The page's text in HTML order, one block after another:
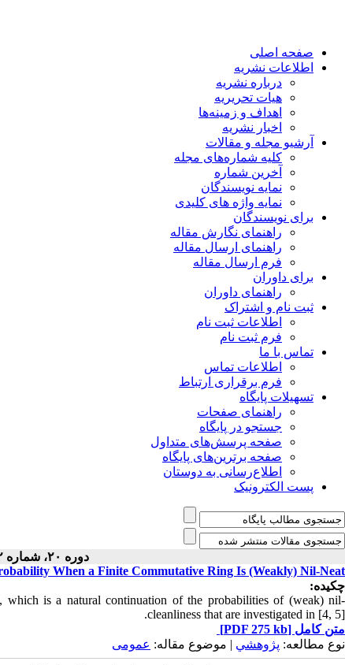
صفحه اصلی
اطلاعات نشریه
درباره نشریه
هیات تحریریه
اهداف و زمینه‌ها
اخبار نشریه
آرشیو مجله و مقالات
کلیه شماره‌های مجله
آخرین شماره
نمایه نویسندگان
نمایه واژه های کلیدی
برای نویسندگان
راهنمای نگارش مقاله
راهنمای ارسال مقاله
فرم ارسال مقاله
برای داوران
راهنمای داوران
ثبت نام و اشتراک
اطلاعات ثبت نام
فرم ثبت نام
تماس با ما
اطلاعات تماس
فرم برقراری ارتباط
تسهیلات پایگاه
راهنمای صفحات
جستجو در پایگاه
صفحه پرسش‌های متداول
صفحه برترین‌های پایگاه
اطلاع‌رسانی به دوستان
پست الکترونیک
دوره ۲۰، شماره ۲ - ( ۶-۱۴۰۴ )
When a Finite Commutative Ring Is (Weakly) Nil-Neat
چکیده:
is a natural continuation of the probabilities of (weak) nil-
cleanliness that are investigated in [4, 5].
متن کامل [PDF 275 kb]
نوع مطالعه: پژوهشي | موضوع مقاله: عمومى